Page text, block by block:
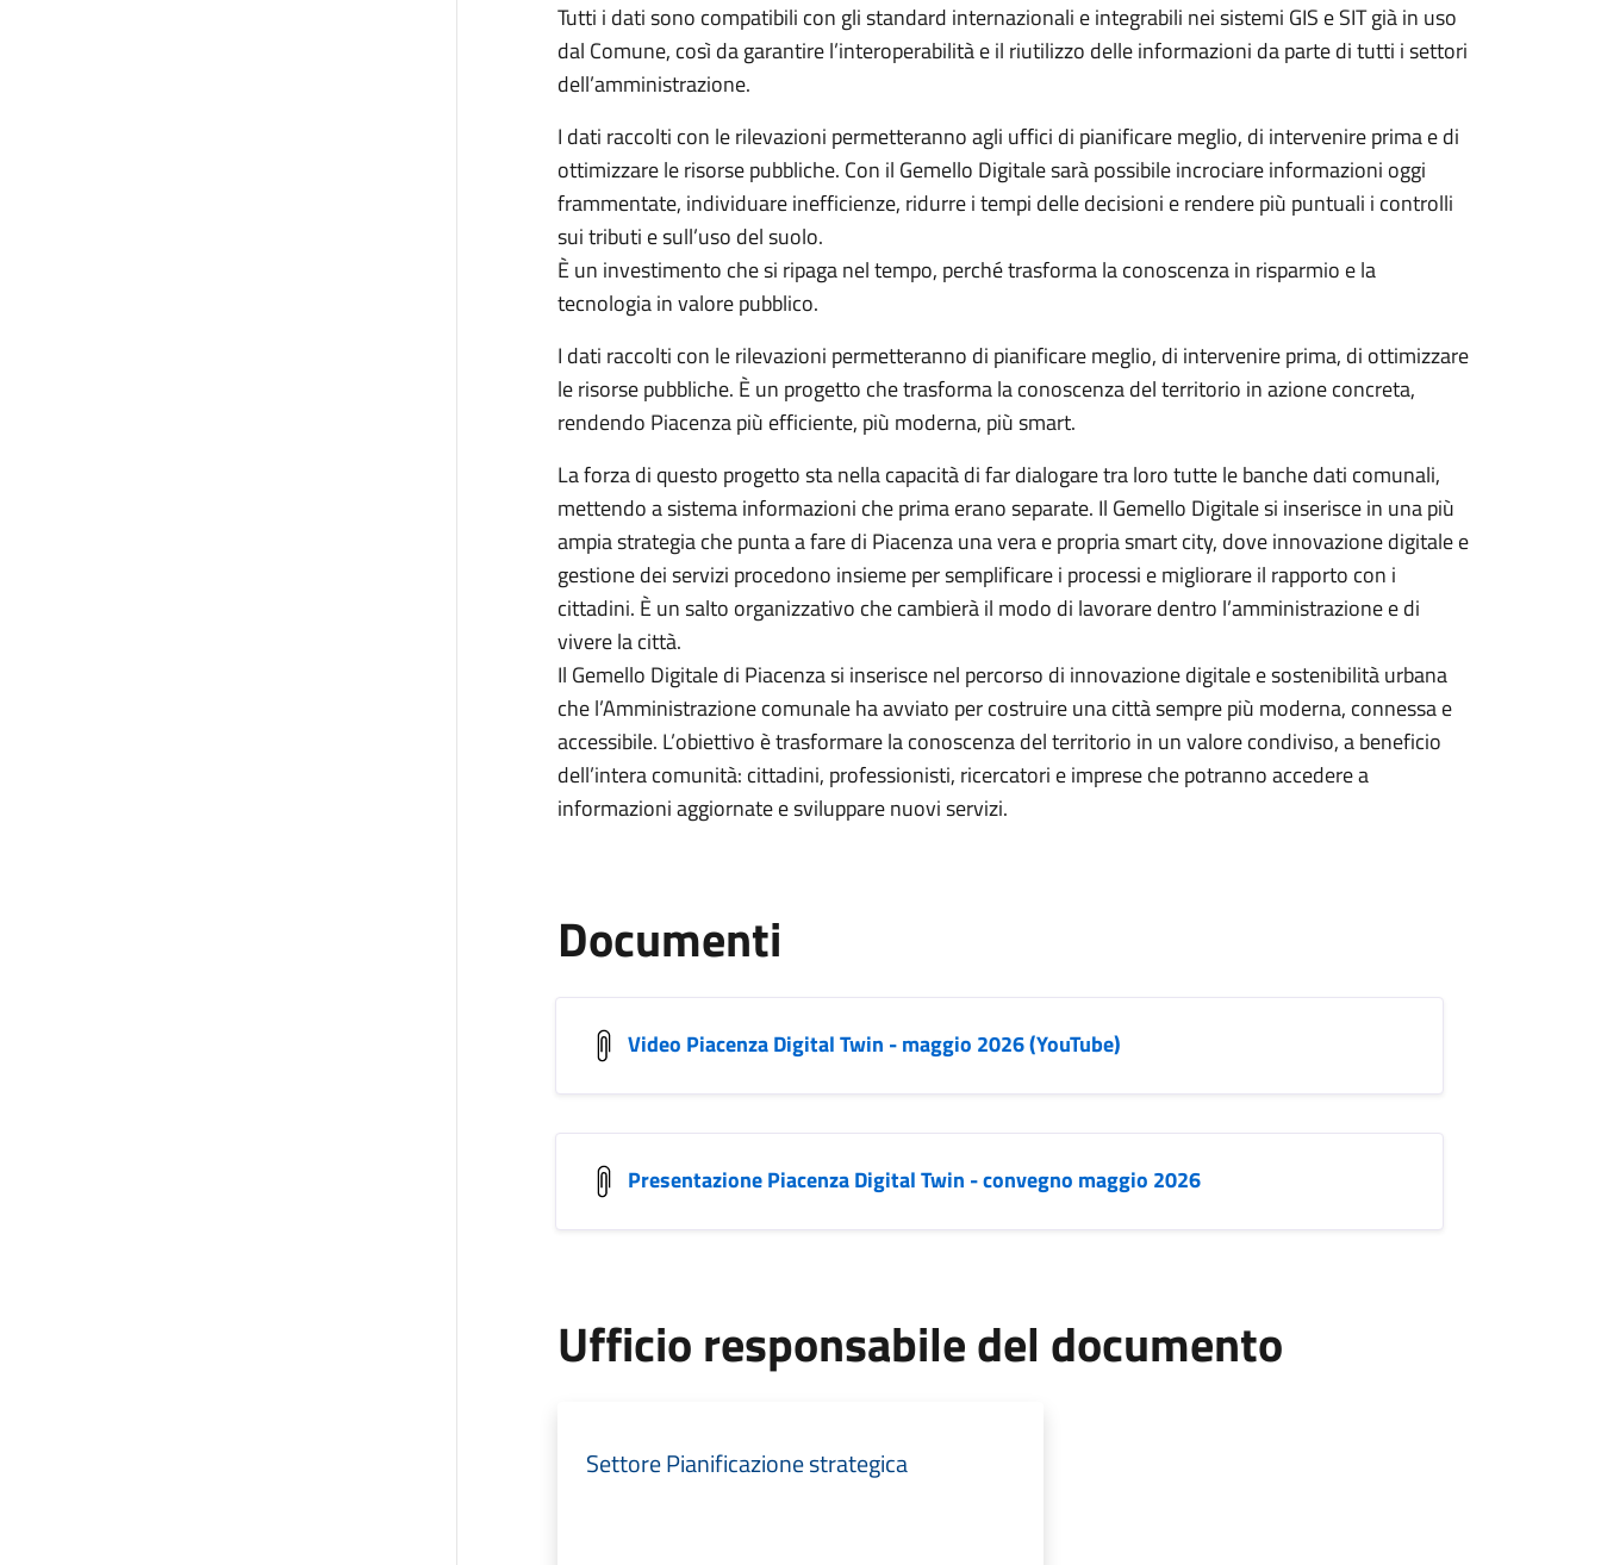
Tutti i dati sono compatibili con gli standard internazionali e integrabili nei sistemi GIS e SIT già in uso
dal Comune, così da garantire l’interoperabilità e il riutilizzo delle informazioni da parte di tutti i settori
dell’amministrazione.
I dati raccolti con le rilevazioni permetteranno agli uffici di pianificare meglio, di intervenire prima e di
ottimizzare le risorse pubbliche. Con il Gemello Digitale sarà possibile incrociare informazioni oggi
frammentate, individuare inefficienze, ridurre i tempi delle decisioni e rendere più puntuali i controlli
sui tributi e sull’uso del suolo.
È un investimento che si ripaga nel tempo, perché trasforma la conoscenza in risparmio e la
tecnologia in valore pubblico.
I dati raccolti con le rilevazioni permetteranno di pianificare meglio, di intervenire prima, di ottimizzare
le risorse pubbliche. È un progetto che trasforma la conoscenza del territorio in azione concreta,
rendendo Piacenza più efficiente, più moderna, più smart.
La forza di questo progetto sta nella capacità di far dialogare tra loro tutte le banche dati comunali,
mettendo a sistema informazioni che prima erano separate. Il Gemello Digitale si inserisce in una più
ampia strategia che punta a fare di Piacenza una vera e propria smart city, dove innovazione digitale e
gestione dei servizi procedono insieme per semplificare i processi e migliorare il rapporto con i
cittadini. È un salto organizzativo che cambierà il modo di lavorare dentro l’amministrazione e di
vivere la città.
Il Gemello Digitale di Piacenza si inserisce nel percorso di innovazione digitale e sostenibilità urbana
che l’Amministrazione comunale ha avviato per costruire una città sempre più moderna, connessa e
accessibile. L’obiettivo è trasformare la conoscenza del territorio in un valore condiviso, a beneficio
dell’intera comunità: cittadini, professionisti, ricercatori e imprese che potranno accedere a
informazioni aggiornate e sviluppare nuovi servizi.
Documenti
Video Piacenza Digital Twin - maggio 2026 (YouTube)
Presentazione Piacenza Digital Twin - convegno maggio 2026
Ufficio responsabile del documento
Settore Pianificazione strategica